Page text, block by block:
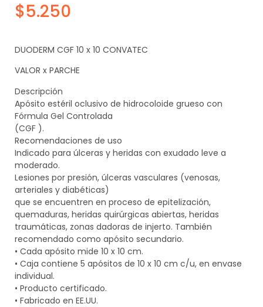
$5.250
DUODERM CGF 10 x 10 CONVATEC
VALOR x PARCHE
Descripción
Apósito estéril oclusivo de hidrocoloide grueso con
Fórmula Gel Controlada
(CGF ).
Recomendaciones de uso
Indicado para úlceras y heridas con exudado leve a
moderado.
Lesiones por presión, úlceras vasculares (venosas,
arteriales y diabéticas)
que se encuentren en proceso de epitelización,
quemaduras, heridas quirúrgicas abiertas, heridas
traumáticas, zonas dadoras de injerto. También
recomendado como apósito secundario.
• Cada apósito mide 10 x 10 cm.
• Caja contiene 5 apósitos de 10 x 10 cm c/u, en envase
individual.
• Producto certificado.
• Fabricado en EE.UU.